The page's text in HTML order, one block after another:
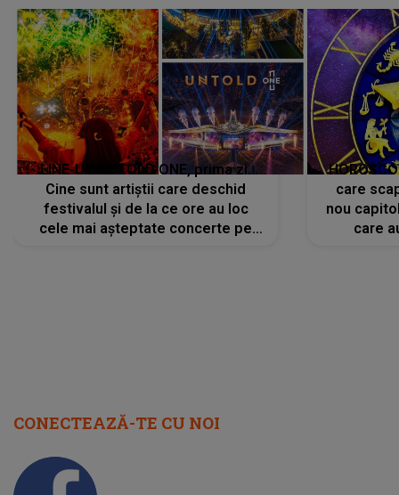
LINE-UP UNTOLD ONE, prima zi.
Cine sunt artiștii care deschid
festivalul și de la ce ore au loc
cele mai așteptate concerte pe
care
nou
care
CONECTEAZĂ-TE CU NOI